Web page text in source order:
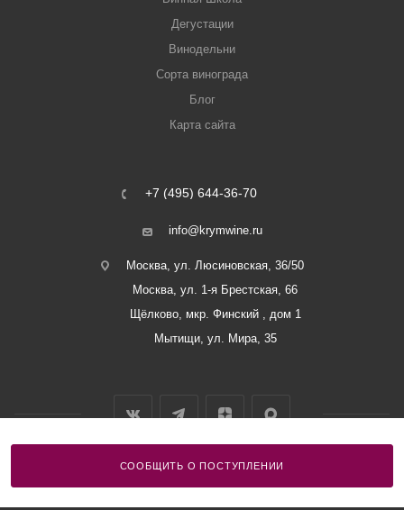
СООБЩИТЬ О ПОСТУПЛЕНИИ
Дегустации
Винодельни
Сорта винограда
Блог
Карта сайта
+7 (495) 644-36-70
info@krymwine.ru
Москва, ул. Люсиновская, 36/50
Москва, ул. 1-я Брестская, 66
Щёлково, мкр. Финский , дом 1
Мытищи, ул. Мира, 35